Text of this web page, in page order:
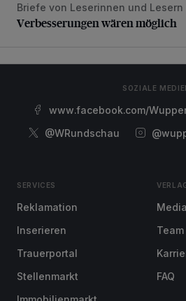
Verbesserungen wären möglich
Briefe von Leserinnen und Lesern
Verbesserungen wären möglich
SOZIALE
www.facebook.com/
@WRundschau
SERVICES
Reklamation
Inserieren
Trauerportal
Stellenmarkt
Team
FAQ